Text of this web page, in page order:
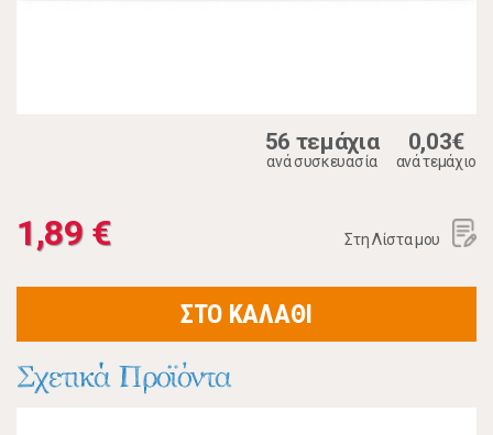
56 τεμάχια
ανά συσκευασία
0,03€
ανά τεμάχιο
1,89 € Στη Λίστα μου
ΣΤΟ ΚΑΛΑΘΙ
Σχετικά Προϊόντα